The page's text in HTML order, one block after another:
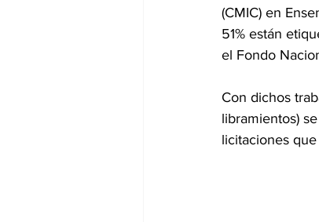
(CMIC) en
51% están
el Fondo
Con dichos
libramientos)
licitaciones